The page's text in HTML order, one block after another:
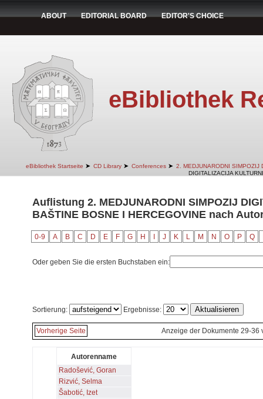
ABOUT EDITORIAL BOARD EDITOR'S CHOICE
eBibliothek
eBibliothek Startseite ➤ CD Library ➤ Conferences ➤ 2. MEDJUNARODNI SIMPOZIJ
DIGITALIZACIJA
Auflistung 2. MEDJUNARODNI SIMPOZIJ
BAŠTINE BOSNE I HERCEGOVINE nach
0-9 A B C D E F G H J K L M N O P Q
Oder geben Sie die ersten Buchstaben ein:
Sortierung: Ergebnisse:
Vorherige Seite Anzeige der Dokumente 29-36
Autorenname
Radošević, Goran
Rizvić, Selma
Šabotić, Izet